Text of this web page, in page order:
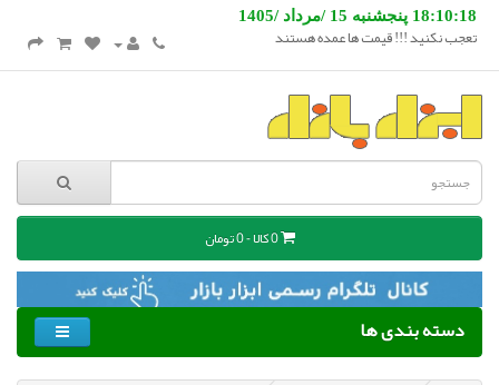
18:10:18 پنجشنبه 15 /مرداد /1405
تعجب نکنید !!! قیمت ها عمده هستند
0 کالا - 0 تومان
دسته بندی ها